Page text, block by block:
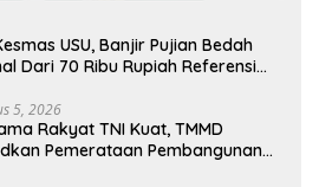
USU, Banjir Pujian Bedah
Dari 70 Ribu Rupiah Referensi
5, 2026
Rakyat TNI Kuat, TMMD
Pemerataan Pembangunan